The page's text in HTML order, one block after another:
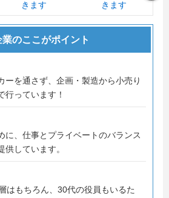
メーカー企業です！
を通じて人々の暮らしを豊かにする
デザイン・縫製・販売までを手がけ
界初のSPA企業です。
コスト・ハイクオリティなものづく
一主義の理念を貫いていますが、そ
に働く環境を整えることが重要だと
や労働条件に配慮し、ワークライフ
縫製工場は、日本最大級の規模を誇
業のここがポイント
ーを通さず、企画・製造から小売り
行っています！
に、仕事とプライベートのバランス
供しています。
はもちろん、30代の役員もいるた